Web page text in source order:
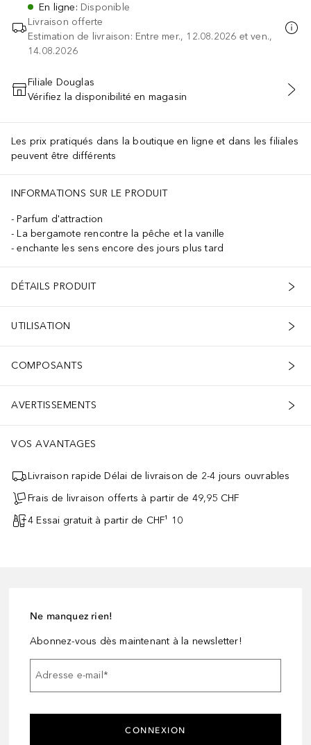
En ligne: Disponible
Livraison offerte
Estimation de livraison: Entre mer., 12.08.2026 et ven.,
14.08.2026
AJOUTER AU PANIER
Filiale Douglas
Vérifiez la disponibilité en magasin
Les prix pratiqués dans la boutique en ligne et dans les filiales
peuvent être différents
INFORMATIONS SUR LE PRODUIT
Parfum d'attraction
La bergamote rencontre la pêche et la vanille
enchante les sens encore des jours plus tard
DÉTAILS PRODUIT
UTILISATION
COMPOSANTS
AVERTISSEMENTS
VOS AVANTAGES
Livraison rapide Délai de livraison de 2-4 jours ouvrables
Frais de livraison offerts à partir de 49,95 CHF
4 Essai gratuit à partir de CHF¹ 10
Ne manquez rien!
Abonnez-vous dès maintenant à la newsletter!
Adresse e-mail*
CONNEXION